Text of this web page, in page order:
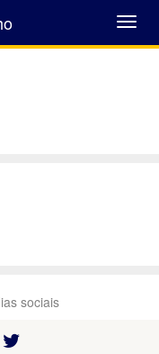
Abrir
Menu
sociais